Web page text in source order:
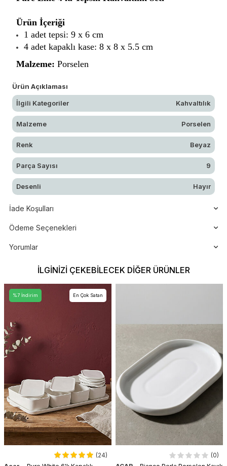
Ürün İçeriği
1 adet tepsi: 9 x 6 cm
4 adet kapaklı kase: 8 x 8 x 5.5 cm
Malzeme: Porselen
Ürün Açıklaması
İlgili Kategoriler Kahvaltılık
Malzeme Porselen
Renk Beyaz
Parça Sayısı 9
Desenli Hayır
İade Koşulları
Ödeme Seçenekleri
Yorumlar
İLGINIZI ÇEKEBILECEK DIĞER ÜRÜNLER
%7 İndirim En Çok Satan
(24)
(0)